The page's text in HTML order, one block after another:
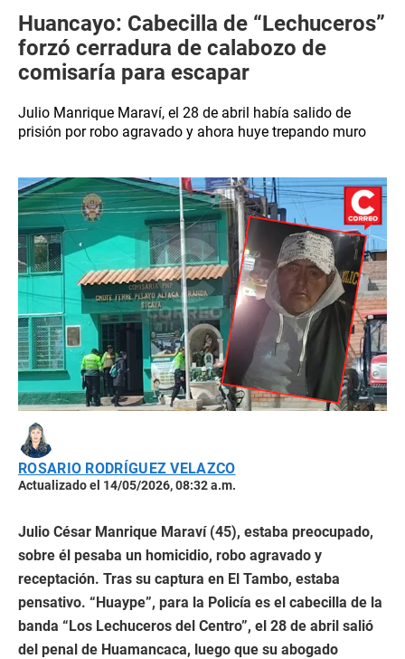
Huancayo: Cabecilla de “Lechuceros”
forzó cerradura de calabozo de
comisaría para escapar
Julio Manrique Maraví, el 28 de abril había salido de
prisión por robo agravado y ahora huye trepando muro
ROSARIO RODRÍGUEZ VELAZCO
Actualizado el 14/05/2026, 08:32 a.m.
Julio César Manrique Maraví (45), estaba preocupado,
sobre él pesaba un homicidio, robo agravado y
receptación. Tras su captura en El Tambo, estaba
pensativo. “Huaype”, para la Policía es el cabecilla de la
banda “Los Lechuceros del Centro”, el 28 de abril salió
del penal de Huamancaca, luego que su abogado